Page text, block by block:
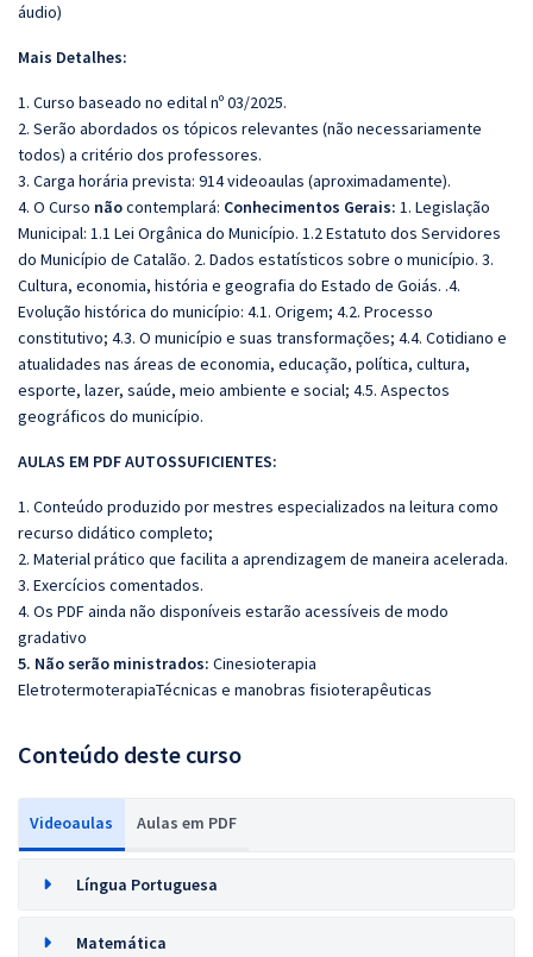
áudio)
Mais Detalhes:
1. Curso baseado no edital nº 03/2025.
2. Serão abordados os tópicos relevantes (não necessariamente
todos) a critério dos professores.
3. Carga horária prevista: 914 videoaulas (aproximadamente).
4. O Curso nãocontemplará: Conhecimentos Gerais: 1. Legislação
Municipal: 1.1 Lei Orgânica do Município. 1.2 Estatuto dos Servidores
do Município de Catalão. 2. Dados estatísticos sobre o município. 3.
Cultura, economia, história e geografia do Estado de Goiás. .4.
Evolução histórica do município: 4.1. Origem; 4.2. Processo
constitutivo; 4.3. O município e suas transformações; 4.4. Cotidiano e
atualidades nas áreas de economia, educação, política, cultura,
esporte, lazer, saúde, meio ambiente e social; 4.5. Aspectos
geográficos do município.
AULAS EM PDF AUTOSSUFICIENTES:
1. Conteúdo produzido por mestres especializados na leitura como
recurso didático completo;
2. Material prático que facilita a aprendizagem de maneira acelerada.
3. Exercícios comentados.
4. Os PDF ainda não disponíveis estarão acessíveis de modo
gradativo
5. Não serão ministrados: Cinesioterapia
EletrotermoterapiaTécnicas e manobras fisioterapêuticas
Conteúdo deste curso
Videoaulas Aulas em PDF
Língua Portuguesa
Matemática